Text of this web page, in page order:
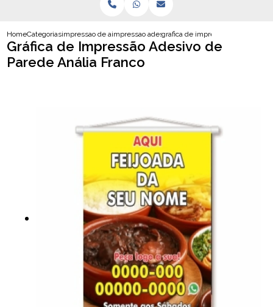
HomeCategoriasimpressao de adesivosimpressao adesivo vinil brancografica de impressao adesivo de
Gráfica de Impressão Adesivo de
Parede Anália Franco